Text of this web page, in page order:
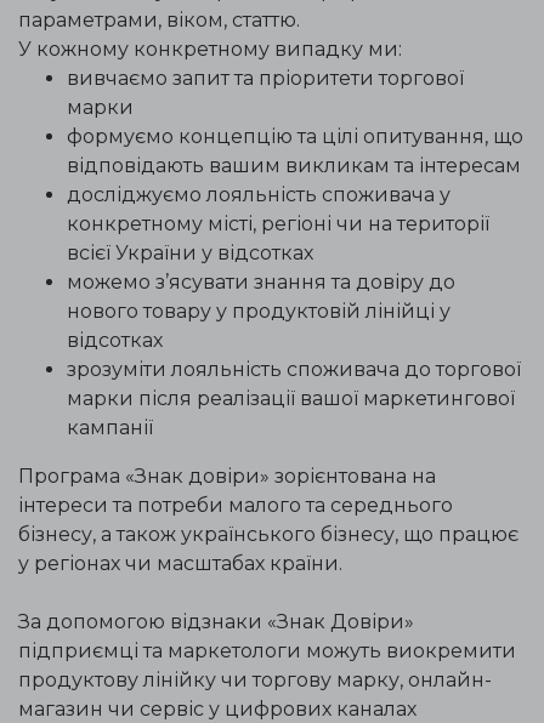
параметрами, віком, статтю.
У кожному конкретному випадку ми:
вивчаємо запит та пріоритети торгової
марки
формуємо концепцію та цілі опитування, що
відповідають вашим викликам та інтересам
досліджуємо лояльність споживача у
конкретному місті, регіоні чи на території
всієї України у відсотках
можемо з’ясувати знання та довіру до
нового товару у продуктовій лінійці у
відсотках
зрозуміти лояльність споживача до торгової
марки після реалізації вашої маркетингової
кампанії
Програма «Знак довіри» зорієнтована на
інтереси та потреби малого та середнього
бізнесу, а також українського бізнесу, що працює
у регіонах чи масштабах країни.
За допомогою відзнаки «Знак Довіри»
підприємці та маркетологи можуть виокремити
продуктову лінійку чи торгову марку, онлайн-
магазин чи сервіс у цифрових каналах